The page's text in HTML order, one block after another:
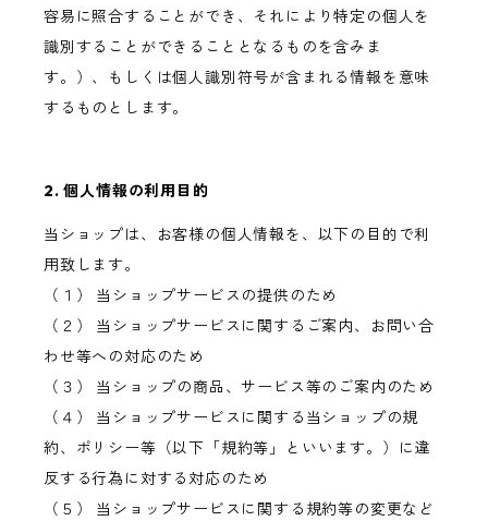
容易に照合することができ、それにより特定の個人を
識別することができることとなるものを含みま
す。）、もしくは個人識別符号が含まれる情報を意味
するものとします。
2. 個人情報の利用目的
当ショップは、お客様の個人情報を、以下の目的で利
用致します。
（１） 当ショップサービスの提供のため
（２） 当ショップサービスに関するご案内、お問い合
わせ等への対応のため
（３） 当ショップの商品、サービス等のご案内のため
（４） 当ショップサービスに関する当ショップの規
約、ポリシー等（以下「規約等」といいます。）に違
反する行為に対する対応のため
（５） 当ショップサービスに関する規約等の変更など